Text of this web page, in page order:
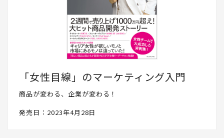
「女性目線」のマーケティング入門
商品が変わる、企業が変わる！
発売日：2023年4月28日